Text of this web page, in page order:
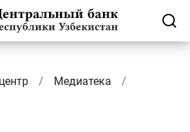
Медиатека